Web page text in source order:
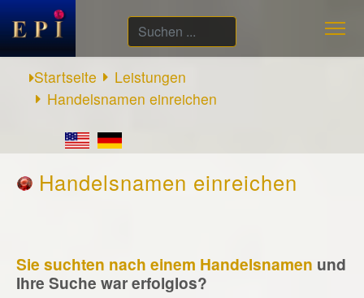
Suchen
...
Startseite
Leistungen
Handelsnamen einreichen
Handelsnamen einreichen
Sie suchten nach einem Handelsnamen und
Ihre Suche war erfolglos?